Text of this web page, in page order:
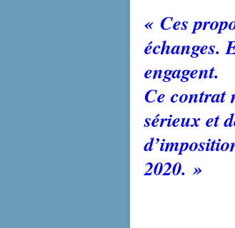
« Ces
échanges.
engagent.
Ce contrat
sérieux et
2020. »